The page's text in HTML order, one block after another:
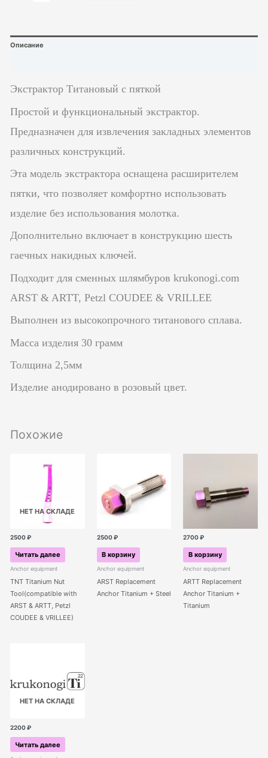
Nut
Tool
ARST
&
ARTT,
Petzl
&
Описание
Экстрактор Титановый с пяткой
Простой и функциональный экстрактор.
Предназначен для извлечения закладных элементов
различных конструкций.
Эта модель экстрактора оснащена расширителем
пятки, что позволяет комфортно использовать
изделие без использования молотка.
Дополнительно включает в конструкцию шесть
гаечных накидных ключей.
Подходит для сменных шлямбуров krukonogi.com
ARST & ARTT, Petzl COUDEE & VRILLEE
Выполнен из высокопрочного титанового сплава.
Масса изделия 30 грамм
Толщина 2,5мм
Изделие анодировано в розовый цвет.
Похожие
НЕТ НА СКЛАДЕ
2500₽
Читать далее
Anchor equipment
TNT Titanium Nut
Tool(compatible with
ARST & ARTT, Petzl
COUDEE & VRILLEE)
2500₽
В корзину
Anchor equipment
ARST Replacement
Anchor Titanium + Steel
2700₽
В корзину
Anchor equipment
ARTT Replacement
Anchor Titanium +
Titanium
НЕТ НА СКЛАДЕ
2200₽
Читать далее